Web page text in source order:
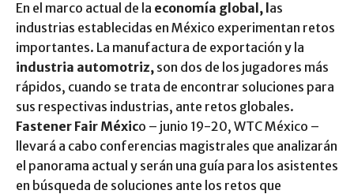
En el marco actual de la economía global, l as
industrias establecidas en México experimentan retos
importantes. La manufactura de exportación y la
industria automotriz, son dos de los jugadores más
rápidos, cuando se trata de encontrar soluciones para
sus respectivas industrias, ante retos globales.
Fastener Fair México – junio 19-20, WTC México –
llevará a cabo conferencias magistrales que analizarán
el panorama actual y serán una guía para los asistentes
en búsqueda de soluciones ante los retos que